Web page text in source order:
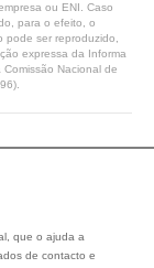
ou ENI. Caso
para o efeito, o
ser reproduzido,
expressa da Informa
Nacional de
que o ajuda a
de contacto e